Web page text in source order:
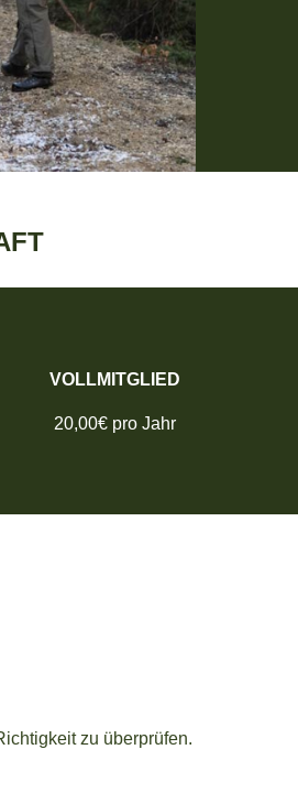
VOLLMITGLIED
20,00€ pro Jahr
zu überprüfen.